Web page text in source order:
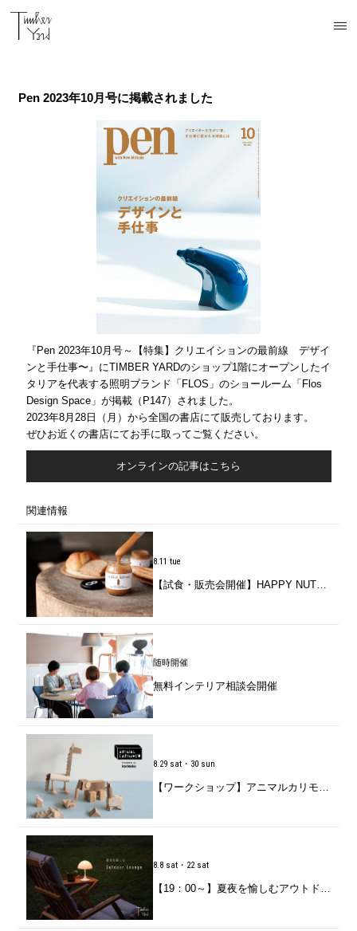
Pen 2023年10月号に掲載されました
『Pen 2023年10月号～【特集】クリエイションの最前線 デザイ
ンと手仕事〜』にTIMBER YARDのショップ1階にオープンしたイ
タリアを代表する照明ブランド「FLOS」のショールーム「Flos
Design Space」が掲載（P147）されました。
2023年8月28日（月）から全国の書店にて販売しております。
ぜひお近くの書店にてお手に取ってご覧ください。
オンラインの記事はこちら
関連情報
8.11 tue
【試食・販売会開催】HAPPY NUTS DAY / 千葉生まれのピーナッツバターを味わう。
随時開催
無料インテリア相談会開催
8.29 sat・30 sun
8.8 sat・22 sat